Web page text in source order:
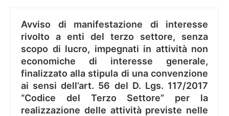
Avviso di manifestazione di interesse
rivolto a enti del terzo settore, senza
scopo di lucro, impegnati in attività non
economiche di interesse generale,
finalizzato alla stipula di una convenzione
ai sensi dell’art. 56 del D. Lgs. 117/2017
“Codice del Terzo Settore” per la
realizzazione delle attività previste nelle